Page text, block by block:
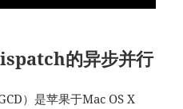
的异步并行
）是苹果于Mac OS X